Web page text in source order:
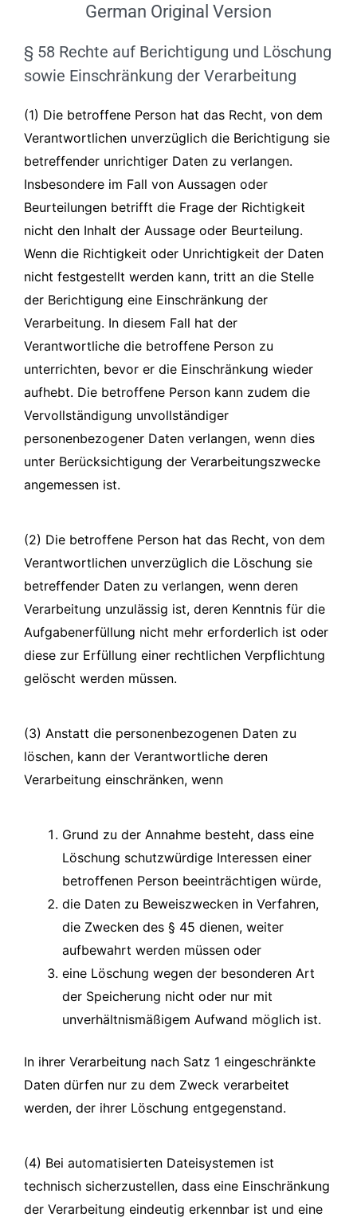
German Original Version
§ 58 Rechte auf Berichtigung und Löschung
sowie Einschränkung der Verarbeitung
(1) Die betroffene Person hat das Recht, von dem
Verantwortlichen unverzüglich die Berichtigung sie
betreffender unrichtiger Daten zu verlangen.
Insbesondere im Fall von Aussagen oder
Beurteilungen betrifft die Frage der Richtigkeit
nicht den Inhalt der Aussage oder Beurteilung.
Wenn die Richtigkeit oder Unrichtigkeit der Daten
nicht festgestellt werden kann, tritt an die Stelle
der Berichtigung eine Einschränkung der
Verarbeitung. In diesem Fall hat der
Verantwortliche die betroffene Person zu
unterrichten, bevor er die Einschränkung wieder
aufhebt. Die betroffene Person kann zudem die
Vervollständigung unvollständiger
personenbezogener Daten verlangen, wenn dies
unter Berücksichtigung der Verarbeitungszwecke
angemessen ist.
(2) Die betroffene Person hat das Recht, von dem
Verantwortlichen unverzüglich die Löschung sie
betreffender Daten zu verlangen, wenn deren
Verarbeitung unzulässig ist, deren Kenntnis für die
Aufgabenerfüllung nicht mehr erforderlich ist oder
diese zur Erfüllung einer rechtlichen Verpflichtung
gelöscht werden müssen.
(3) Anstatt die personenbezogenen Daten zu
löschen, kann der Verantwortliche deren
Verarbeitung einschränken, wenn
Grund zu der Annahme besteht, dass eine
Löschung schutzwürdige Interessen einer
betroffenen Person beeinträchtigen würde,
die Daten zu Beweiszwecken in Verfahren,
die Zwecken des § 45 dienen, weiter
aufbewahrt werden müssen oder
eine Löschung wegen der besonderen Art
der Speicherung nicht oder nur mit
unverhältnismäßigem Aufwand möglich ist.
In ihrer Verarbeitung nach Satz 1 eingeschränkte
Daten dürfen nur zu dem Zweck verarbeitet
werden, der ihrer Löschung entgegenstand.
(4) Bei automatisierten Dateisystemen ist
technisch sicherzustellen, dass eine Einschränkung
der Verarbeitung eindeutig erkennbar ist und eine